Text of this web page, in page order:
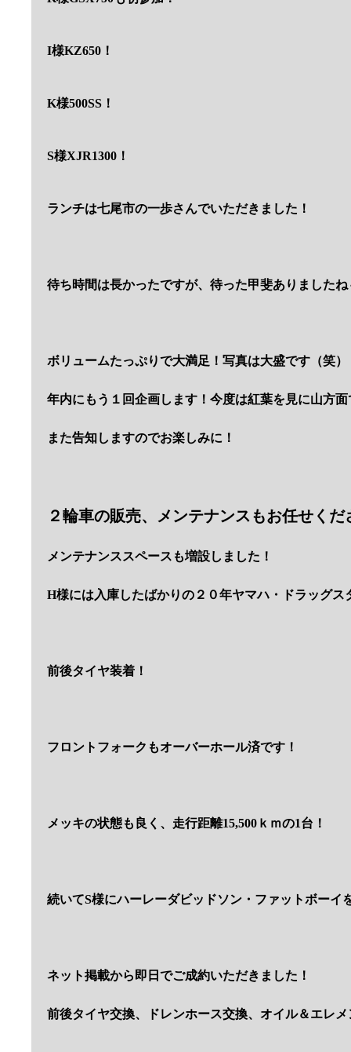
I様KZ650！
K様500SS！
S様XJR1300！
ランチは七尾市の一歩さんでいただきました！
待ち時間は長かったですが、待った甲斐ありましたね
ボリュームたっぷりで大満足！写真は大盛です（笑）
年内にもう１回企画します！今度は紅葉を見に山方面
また告知しますのでお楽しみに！
２輪車の販売、メンテナンスもお任せくだ
メンテナンススペースも増設しました！
H様には入庫したばかりの２０年ヤマハ・ドラッグス
前後タイヤ装着！
フロントフォークもオーバーホール済です！
メッキの状態も良く、走行距離15,500ｋｍの1台！
続いてS様にハーレーダビッドソン・ファットボーイ
ネット掲載から即日でご成約いただきました！
前後タイヤ交換、ドレンホース交換、オイル＆エレ